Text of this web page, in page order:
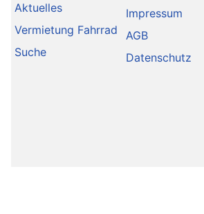
Aktuelles
Vermietung Fahrrad
Suche
Impressum
AGB
Datenschutz